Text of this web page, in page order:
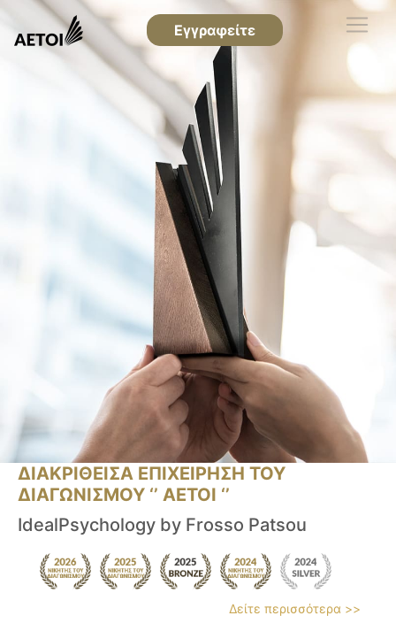
Εγγραφείτε
ΔΙΑΚΡΙΘΕΙΣΑ ΕΠΙΧΕΙΡΗΣΗ ΤΟΥ
ΔΙΑΓΩΝΙΣΜΟΥ ‘’ ΑΕΤΟΙ ‘’
IdealPsychology by Frosso Patsou
Δείτε περισσότερα >>